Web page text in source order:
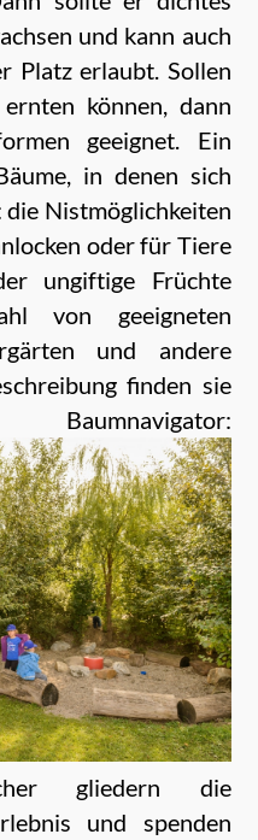
und kann auch
Platz erlaubt. Sollen
können, dann
geeignet. Ein
in denen sich
die Nistmöglichkeiten
oder für Tiere
ungiftige Früchte
von geeigneten
und andere
finden sie
gliedern die
und spenden